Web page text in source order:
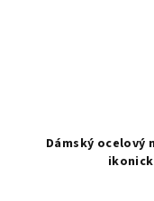
Dámský ocelový